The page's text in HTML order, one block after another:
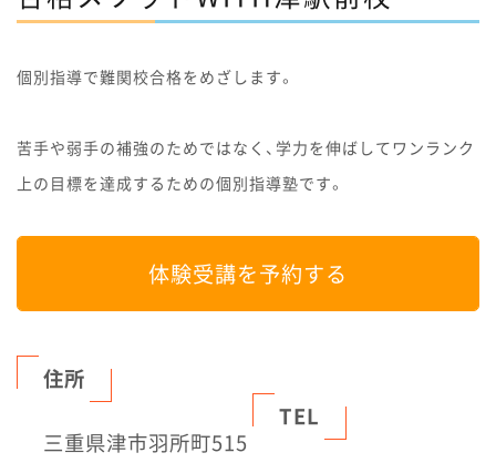
個別指導で難関校合格をめざします。
苦手や弱手の補強のためではなく、学力を伸ばしてワンランク
上の目標を達成するための個別指導塾です。
体験受講を予約する
住所
三重県津市羽所町515
TEL